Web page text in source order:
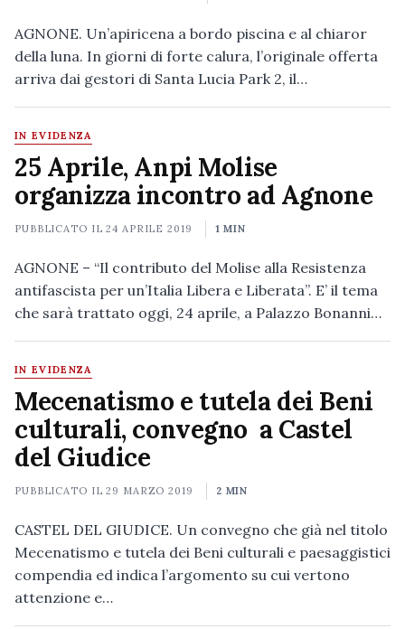
AGNONE. Un’apiricena a bordo piscina e al chiaror
della luna. In giorni di forte calura, l’originale offerta
arriva dai gestori di Santa Lucia Park 2, il…
IN EVIDENZA
25 Aprile, Anpi Molise
organizza incontro ad Agnone
PUBBLICATO IL24 APRILE 2019 1 MIN
AGNONE – “Il contributo del Molise alla Resistenza
antifascista per un’Italia Libera e Liberata”. E’ il tema
che sarà trattato oggi, 24 aprile, a Palazzo Bonanni…
IN EVIDENZA
Mecenatismo e tutela dei Beni
culturali, convegno a Castel
del Giudice
PUBBLICATO IL29 MARZO 2019 2 MIN
CASTEL DEL GIUDICE. Un convegno che già nel titolo
Mecenatismo e tutela dei Beni culturali e paesaggistici
compendia ed indica l’argomento su cui vertono
attenzione e…